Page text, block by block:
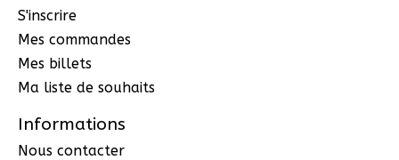
S'inscrire
Mes commandes
Mes billets
Ma liste de souhaits
Informations
Nous contacter